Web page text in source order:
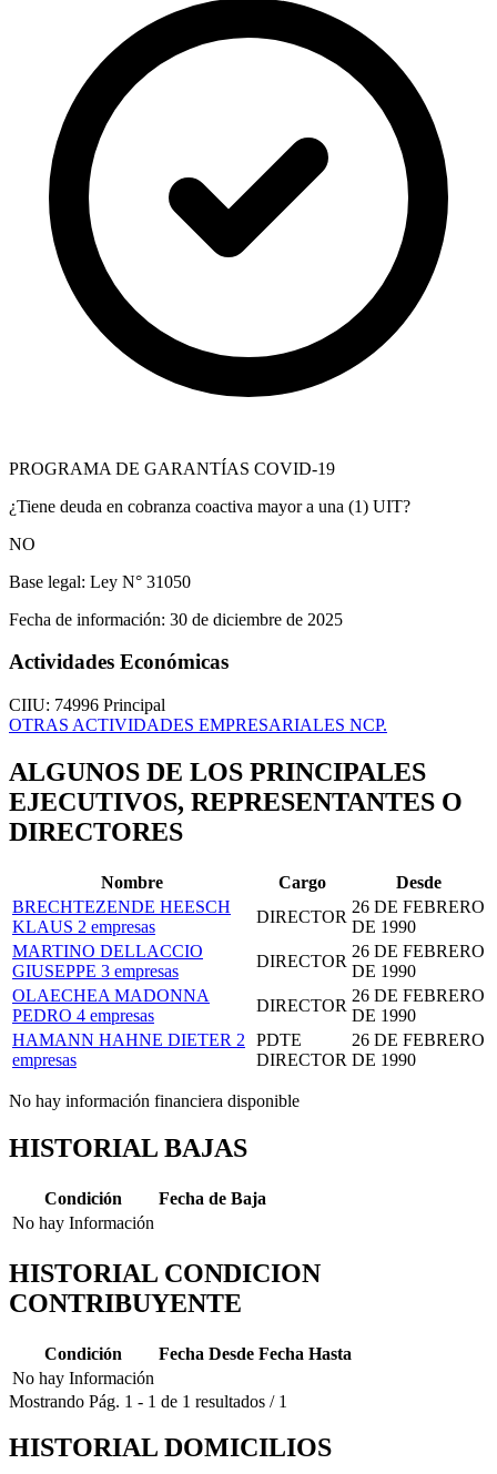
PROGRAMA DE GARANTÍAS COVID-19
¿Tiene deuda en cobranza coactiva mayor a una (1) UIT?
NO
Base legal: Ley N° 31050
Fecha de información: 30 de diciembre de 2025
Actividades Económicas
CIIU: 74996 Principal
OTRAS ACTIVIDADES EMPRESARIALES NCP.
ALGUNOS DE LOS PRINCIPALES
EJECUTIVOS, REPRESENTANTES O
DIRECTORES
Nombre Cargo
Desde
BRECHTEZENDE HEESCH
KLAUS 2 empresas
DIRECTOR
26 DE FEBRERO
DE 1990
MARTINO DELLACCIO
GIUSEPPE 3 empresas
DIRECTOR
26 DE FEBRERO
DE 1990
OLAECHEA MADONNA
PEDRO 4 empresas
DIRECTOR
26 DE FEBRERO
DE 1990
HAMANN HAHNE DIETER 2
empresas
PDTE
DIRECTOR
26 DE FEBRERO
DE 1990
No hay información financiera disponible
HISTORIAL BAJAS
Condición
Fecha de Baja
No hay Información
HISTORIAL CONDICION
CONTRIBUYENTE
Condición Fecha Desde Fecha Hasta
No hay Información
Mostrando Pág. 1 - 1 de 1 resultados / 1
HISTORIAL DOMICILIOS